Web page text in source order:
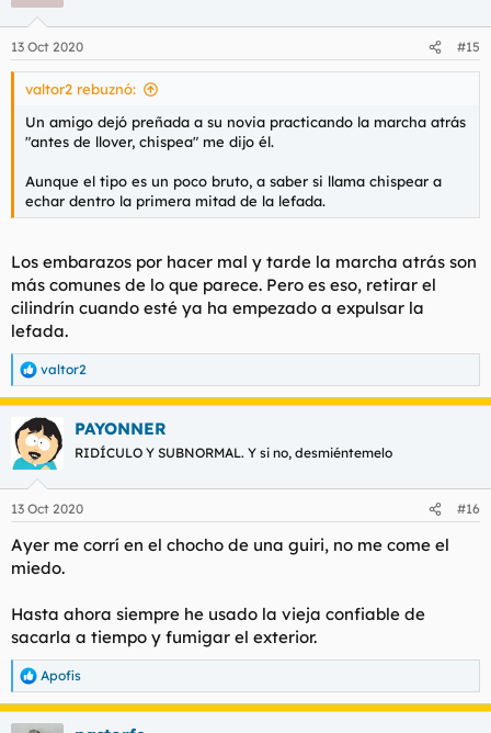
e
s
13 Oct 2020 #15
valtor2 rebuznó:
Un amigo dejó preñada a su novia practicando la marcha atrás
"antes de llover, chispea" me dijo él.
Aunque el tipo es un poco bruto, a saber si llama chispear a
echar dentro la primera mitad de la lefada.
Los embarazos por hacer mal y tarde la marcha atrás son
más comunes de lo que parece. Pero es eso, retirar el
cilindrín cuando esté ya ha empezado a expulsar la
lefada.
R
e
a
c
c
i
e
:
valtor2
PAYONNER
RIDÍCULO Y SUBNORMAL. Y si no, desmiéntemelo
13 Oct 2020 #16
Ayer me corrí en el chocho de una guiri, no me come el
miedo.
Hasta ahora siempre he usado la vieja confiable de
sacarla a tiempo y fumigar el exterior.
R
e
a
Apofis